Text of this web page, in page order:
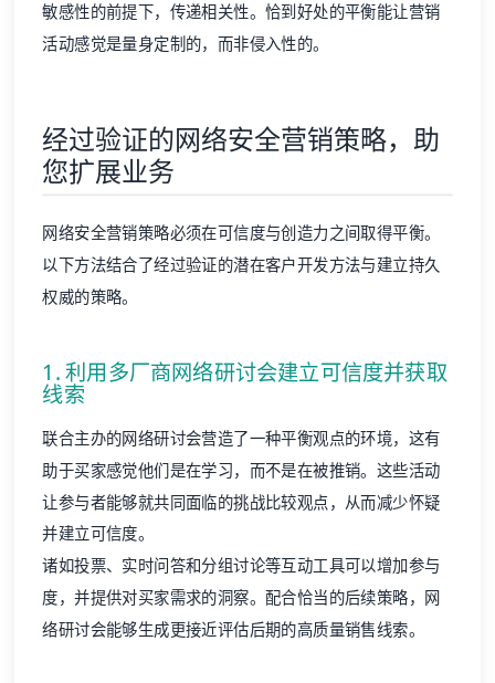
敏感性的前提下，传递相关性。恰到好处的平衡能让营销
活动感觉是量身定制的，而非侵入性的。
经过验证的网络安全营销策略，助
您扩展业务
网络安全营销策略必须在可信度与创造力之间取得平衡。
以下方法结合了经过验证的潜在客户开发方法与建立持久
权威的策略。
1. 利用多厂商网络研讨会建立可信度并获取
线索
联合主办的网络研讨会营造了一种平衡观点的环境，这有
助于买家感觉他们是在学习，而不是在被推销。这些活动
让参与者能够就共同面临的挑战比较观点，从而减少怀疑
并建立可信度。
诸如投票、实时问答和分组讨论等互动工具可以增加参与
度，并提供对买家需求的洞察。配合恰当的后续策略，网
络研讨会能够生成更接近评估后期的高质量销售线索。